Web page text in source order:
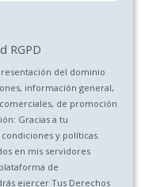
RGPD
del dominio
información general,
de promoción
Gracias a tu
y políticas.
en mis servidores
de
ejercer Tus Derechos